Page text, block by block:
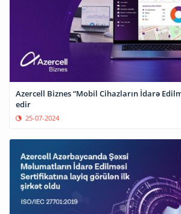
Azercell Biznes “Mobil Cihazların İdarə
edir
25-07-2024